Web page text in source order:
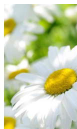
Перейти
к
содержимому